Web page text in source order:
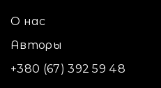
О нас
Авторы
+380 (67) 392 59 48